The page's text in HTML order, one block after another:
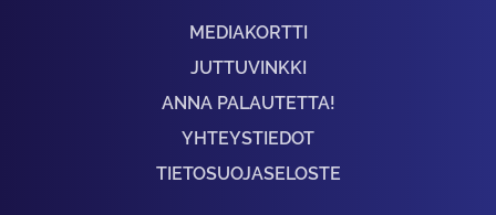
MEDIAKORTTI
JUTTUVINKKI
ANNA PALAUTETTA!
YHTEYSTIEDOT
TIETOSUOJASELOSTE